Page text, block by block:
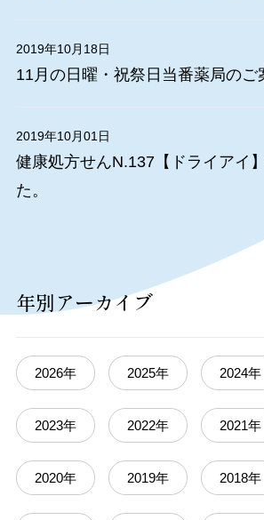
2019年10月18日
11月の日曜・祝祭日当番薬局のご
2019年10月01日
健康処方せんN.137【ドライアイ
た。
年別アーカイブ
2026年 2025年 2024年
2023年 2022年 2021年
2020年 2019年 2018年